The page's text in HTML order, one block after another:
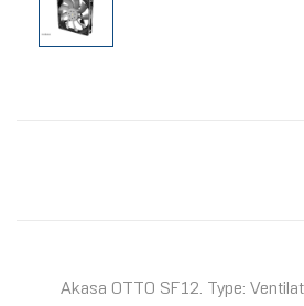
Akasa OTTO SF12. Type: